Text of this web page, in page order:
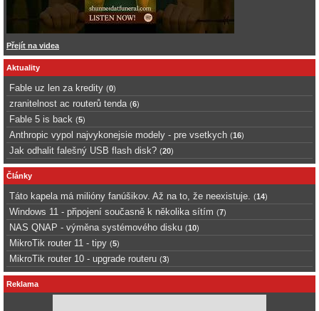
Přejít na videa
Aktuality
Fable uz len za kredity (0)
zranitelnost ac routerů tenda (6)
Fable 5 is back (5)
Anthropic vypol najvykonejsie modely - pre vsetkych (16)
Jak odhalit falešný USB flash disk? (20)
Články
Táto kapela má milióny fanúšikov. Až na to, že neexistuje. (14)
Windows 11 - připojení současně k několika sítím (7)
NAS QNAP - výměna systémového disku (10)
MikroTik router 11 - tipy (5)
MikroTik router 10 - upgrade routeru (3)
Reklama